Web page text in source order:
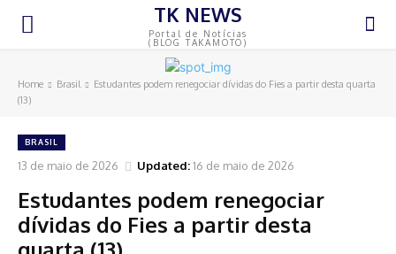
TK NEWS
Portal de Notícias
(BLOG TAKAMOTO)
Home Brasil
Estudantes podem renegociar dívidas do Fies a partir desta quarta
(13)
BRASIL
13 de maio de 2026 Updated:16 de maio de 2026
Estudantes podem renegociar
dívidas do Fies a partir desta